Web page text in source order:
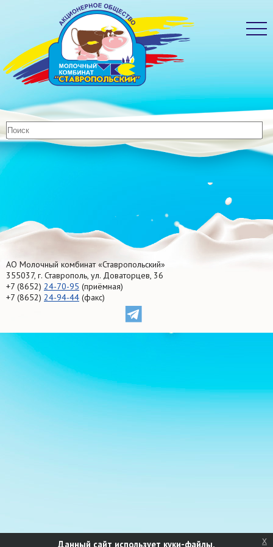
АО Молочный комбинат «Ставропольский»
355037, г. Ставрополь, ул. Доваторцев, 36
+7 (8652) 24-70-95 (приёмная)
+7 (8652) 24-94-44 (факс)
Данный сайт использует куки-файлы. x